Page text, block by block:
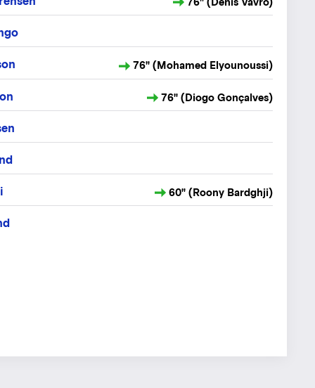
76" (Mohamed Elyounoussi)
76" (Diogo Gonçalves)
60" (Roony Bardghji)